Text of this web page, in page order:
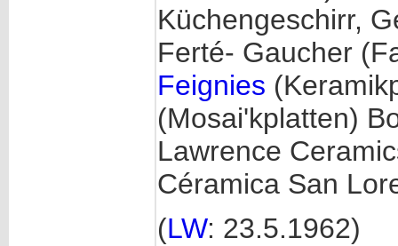
Küchengeschirr,
Ferté- Gaucher
Feignies
(Mosai'kplatten)
Lawrence
Céramica San
(LW: 23.5.1962)